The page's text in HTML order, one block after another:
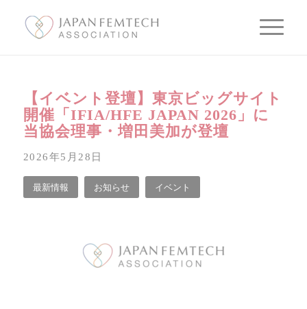
【イベント登壇】東京ビッグサイト
開催「IFIA/HFE JAPAN 2026」に
当協会理事・増田美加が登壇
2026年5月28日
最新情報 お知らせ イベント